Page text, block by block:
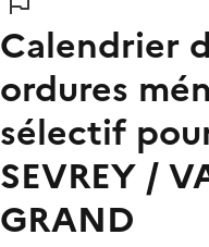
Calendrier
ordures
sélectif
SEVREY /
GRAND